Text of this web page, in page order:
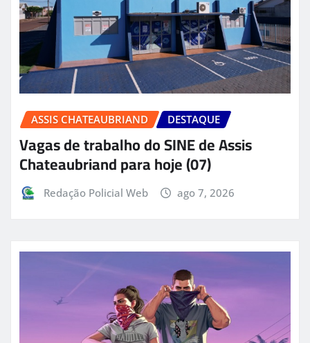
ASSIS CHATEAUBRIAND DESTAQUE
Vagas de trabalho do SINE de Assis
Chateaubriand para hoje (07)
Redação Policial Web ago 7, 2026